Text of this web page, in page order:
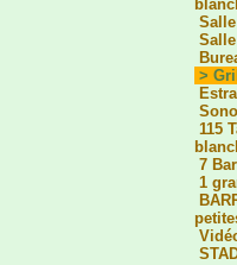
>
115
7
1